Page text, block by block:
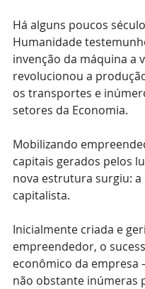
Há alguns poucos
Humanidade
invenção da máquina a
revolucionou a
os transportes e
setores da Economia.
Mobilizando
capitais gerados pelos
nova estrutura surgiu: a
capitalista.
Inicialmente criada e
empreendedor, o
econômico da empresa
não obstante inúmeras